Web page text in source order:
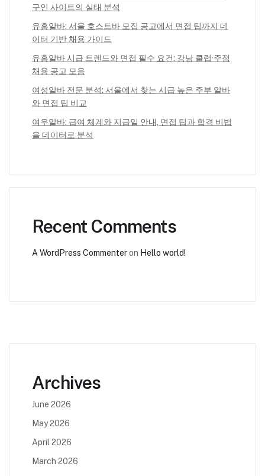
구인 사이트의 실태 분석
유흥알바: 서울 호스트바 모집 공고에서 면접 팁까지 데
이터 기반 채용 가이드
유흥알바 시급 트렌드와 면접 필수 요건: 강남 클럽·주점
채용 공고 모음
여성알바 전문 분석: 서울에서 찾는 시급 높은 주부 알바
와 면접 팁 비교
여우알바: 급여 체계와 지급일 안내, 면접 팁과 합격 비법
을 데이터로 분석
Recent Comments
A WordPress Commenteron Hello world!
Archives
June 2026
May 2026
April 2026
March 2026